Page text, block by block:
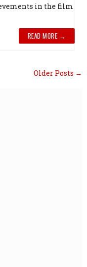
in the film
READ MORE →
Older Posts →